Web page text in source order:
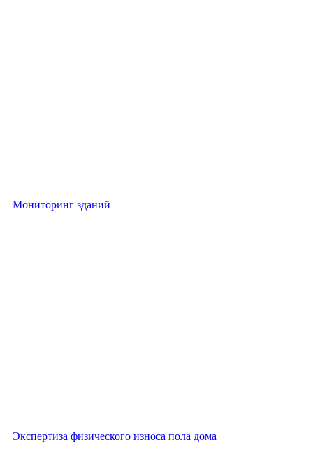
Мониторинг зданий
Экспертиза физического износа пола дома